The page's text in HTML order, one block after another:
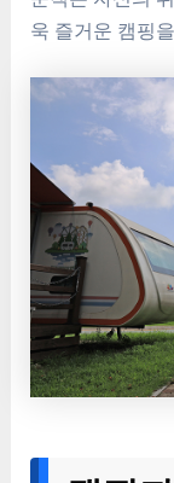
욱 즐거운 캠핑